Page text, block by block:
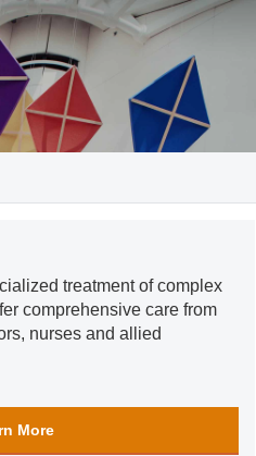
treatment of complex
comprehensive care from
nurses and allied
More